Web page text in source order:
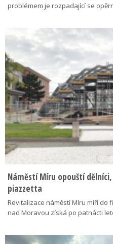
problémem je rozpadající se
Náměstí Míru opouští
piazzetta
Revitalizace náměstí Míru míří do
nad Moravou získá po patnácti